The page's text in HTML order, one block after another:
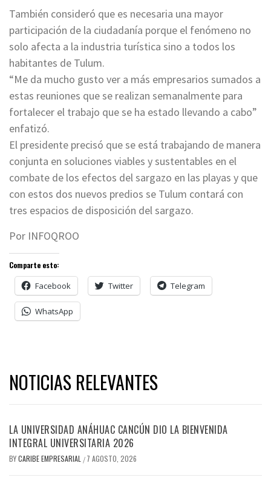
También consideró que es necesaria una mayor
participación de la ciudadanía porque el fenómeno no
solo afecta a la industria turística sino a todos los
habitantes de Tulum.
“Me da mucho gusto ver a más empresarios sumados a
estas reuniones que se realizan semanalmente para
fortalecer el trabajo que se ha estado llevando a cabo”
enfatizó.
El presidente precisó que se está trabajando de manera
conjunta en soluciones viables y sustentables en el
combate de los efectos del sargazo en las playas y que
con estos dos nuevos predios se Tulum contará con
tres espacios de disposición del sargazo.
Por INFOQROO
Comparte esto:
Facebook Twitter Telegram
WhatsApp
NOTICIAS RELEVANTES
LA UNIVERSIDAD ANÁHUAC CANCÚN DIO LA BIENVENIDA
INTEGRAL UNIVERSITARIA 2026
BYCARIBE EMPRESARIAL / 7 AGOSTO, 2026